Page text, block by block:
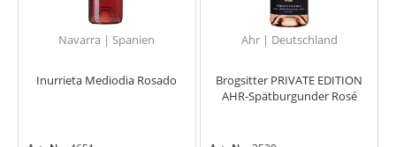
Navarra | Spanien
Inurrieta Mediodia Rosado
Ahr | Deutschland
Brogsitter PRIVATE EDITION
AHR-Spätburgunder Rosé